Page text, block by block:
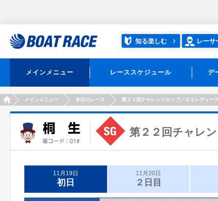
知る楽しむ レーサ
メインメニュー レーススケジュール デ
HOMEメインメニュー 本日のレース 第２２回チャレンジカップ／Ｇ２レディー
第２２回チャレ
11月19日
初日
11月20日
２日目